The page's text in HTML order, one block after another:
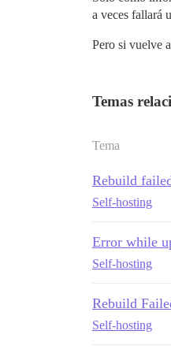
run:
- exec:
## Si
#- exec:
a veces fallará
Pero si vuelve
Temas
Tema
Rebuild
Self-hosting
Error while
Self-hosting
Rebuild
Self-hosting